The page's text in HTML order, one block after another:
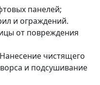
панелей;
и ограждений.
от повреждения
чистящего
и подсушивание